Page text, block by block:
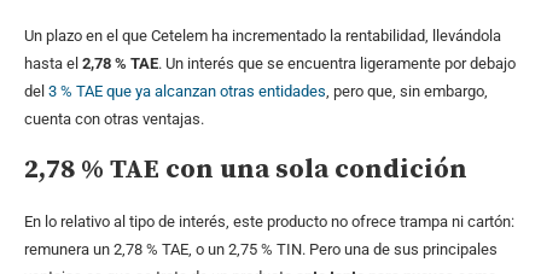
Un plazo en el que Cetelem ha incrementado la rentabilidad, llevándola
hasta el 2,78 % TAE. Un interés que se encuentra ligeramente por debajo
del 3 % TAE que ya alcanzan otras entidades, pero que, sin embargo,
cuenta con otras ventajas.
2,78 % TAE con una sola condición
En lo relativo al tipo de interés, este producto no ofrece trampa ni cartón:
remunera un 2,78 % TAE, o un 2,75 % TIN. Pero una de sus principales